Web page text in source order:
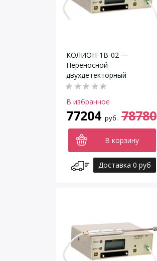
КОЛИОН-1В-02 —
Переносной
двухдетекторный
газоанализатор
В избранное
77204 руб. 78780
В корзину
Доставка 0 руб